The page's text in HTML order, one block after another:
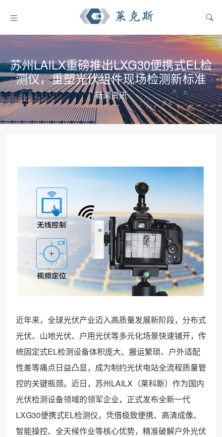
苏州LAILX重磅推出LXG30便携式EL检
测仪，重塑光伏组件现场检测新标准
新闻资讯
近年来，全球光伏产业迈入高质量发展新阶段，分布式
光伏、山地光伏、户用光伏等多元化场景快速铺开，传
统固定式EL检测设备体积庞大、搬运繁琐、户外适配
性差等痛点日益凸显，成为制约光伏电站全流程质量管
控的关键瓶颈。近日，苏州LAILX（莱科斯）作为国内
光伏检测设备领域的领军企业，正式发布全新一代
LXG30便携式EL检测仪，凭借极致便携、高清成像、
智能操控、全天候作业等核心优势，精准破解户外光伏